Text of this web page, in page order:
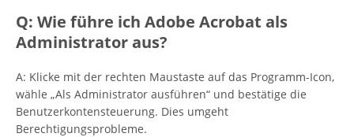
Q: Wie führe ich Adobe Acrobat als
Administrator aus?
A: Klicke mit der rechten Maustaste auf das Programm-Icon,
wähle „Als Administrator ausführen“ und bestätige die
Benutzerkontensteuerung. Dies umgeht
Berechtigungsprobleme.